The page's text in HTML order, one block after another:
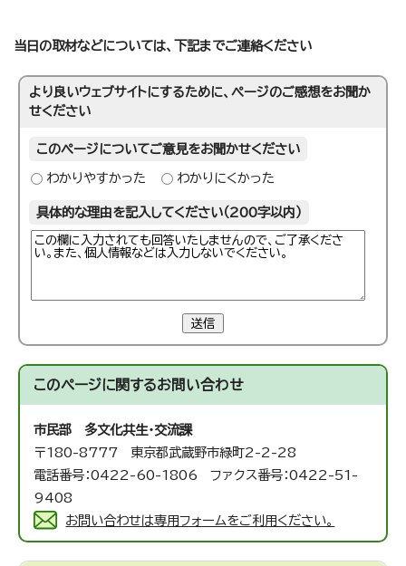
当日の取材などについては、下記までご連絡ください
より良いウェブサイトにするために、ページのご感想をお聞か
せください
このページについてご意見をお聞かせください
わかりやすかった わかりにくかった
具体的な理由を記入してください（200字以内）
送信
このページに関するお問い合わせ
市民部 多文化共生・交流課
〒180-8777 東京都武蔵野市緑町2-2-28
電話番号：0422-60-1806 ファクス番号：0422-51-
9408
お問い合わせは専用フォームをご利用ください。